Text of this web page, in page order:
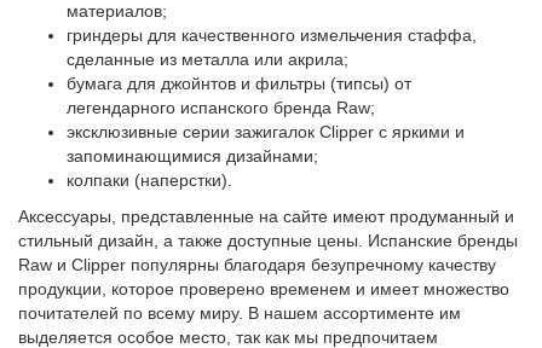
материалов;
гриндеры для качественного измельчения стаффа,
сделанные из металла или акрила;
бумага для джойнтов и фильтры (типсы) от
легендарного испанского бренда Raw;
эксклюзивные серии зажигалок Clipper с яркими и
запоминающимися дизайнами;
колпаки (наперстки).
Аксессуары, представленные на сайте имеют продуманный и
стильный дизайн, а также доступные цены. Испанские бренды
Raw и Clipper популярны благодаря безупречному качеству
продукции, которое проверено временем и имеет множество
почитателей по всему миру. В нашем ассортименте им
выделяется особое место, так как мы предпочитаем